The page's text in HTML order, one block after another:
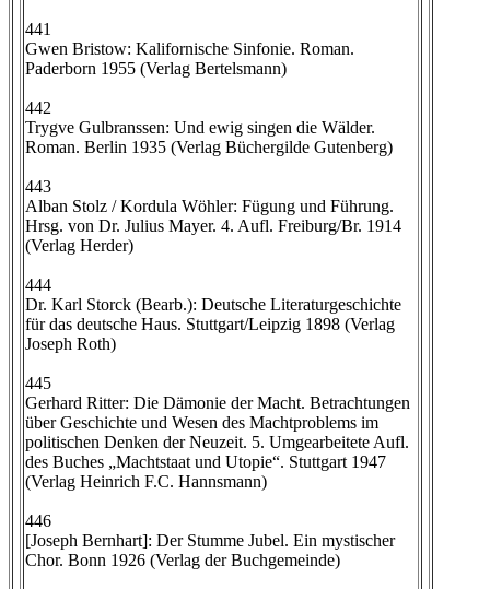
441
Gwen Bristow: Kalifornische Sinfonie. Roman.
Paderborn 1955 (Verlag Bertelsmann)
442
Trygve Gulbranssen: Und ewig singen die Wälder.
Roman. Berlin 1935 (Verlag Büchergilde Gutenberg)
443
Alban Stolz / Kordula Wöhler: Fügung und Führung.
Hrsg. von Dr. Julius Mayer. 4. Aufl. Freiburg/Br. 1914
(Verlag Herder)
444
Dr. Karl Storck (Bearb.): Deutsche Literaturgeschichte
für das deutsche Haus. Stuttgart/Leipzig 1898 (Verlag
Joseph Roth)
445
Gerhard Ritter: Die Dämonie der Macht. Betrachtungen
über Geschichte und Wesen des Machtproblems im
politischen Denken der Neuzeit. 5. Umgearbeitete Aufl.
des Buches „Machtstaat und Utopie“. Stuttgart 1947
(Verlag Heinrich F.C. Hannsmann)
446
[Joseph Bernhart]: Der Stumme Jubel. Ein mystischer
Chor. Bonn 1926 (Verlag der Buchgemeinde)